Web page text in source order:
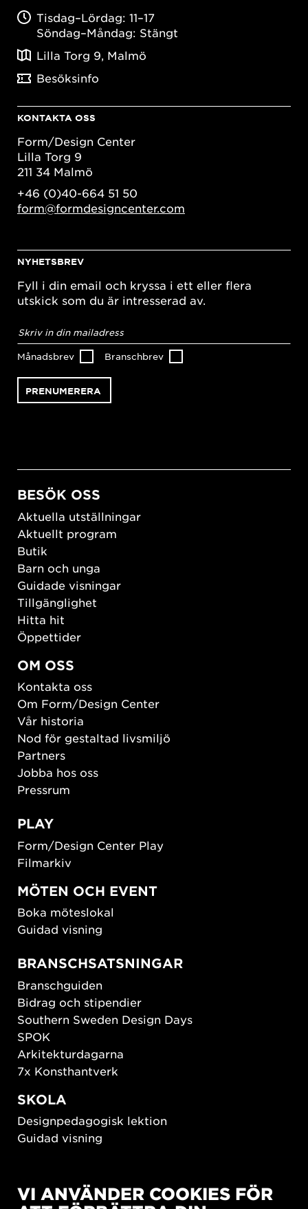
Tisdag–Lördag: 11–17
Söndag–Måndag: Stängt
Lilla Torg 9, Malmö
Besöksinfo
KONTAKTA OSS
Form/Design Center
Lilla Torg 9
211 34 Malmö
+46 (0)40-664 51 50
form@formdesigncenter.com
NYHETSBREV
Fyll i din email och kryssa i ett eller flera
utskick som du är intresserad av.
postadress*
Månadsbrev Branschbrev
BESÖK OSS
Aktuella utställningar
Aktuellt program
Butik
Barn och unga
Guidade visningar
Tillgänglighet
Hitta hit
Öppettider
OM OSS
Kontakta oss
Om Form/Design Center
Vår historia
Nod för gestaltad livsmiljö
Partners
Jobba hos oss
Pressrum
PLAY
Form/Design Center Play
Filmarkiv
MÖTEN OCH EVENT
Boka möteslokal
Guidad visning
BRANSCHSATSNINGAR
Branschguiden
Bidrag och stipendier
Southern Sweden Design Days
SPOK
Arkitekturdagarna
7x Konsthantverk
SKOLA
Designpedagogisk lektion
Guidad visning
New European Bauhaus
VI ANVÄNDER COOKIES FÖR